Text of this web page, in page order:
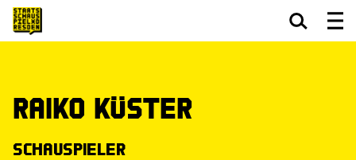
Raiko Küster
Schauspieler